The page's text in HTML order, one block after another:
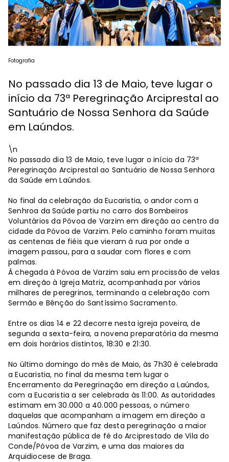
Fotografia
No passado dia 13 de Maio, teve lugar o
início da 73ª Peregrinação Arciprestal ao
Santuário de Nossa Senhora da Saúde
em Laúndos.
\n
No passado dia 13 de Maio, teve lugar o início da 73ª
Peregrinação Arciprestal ao Santuário de Nossa Senhora
da Saúde em Laúndos.
No final da celebração da Eucaristia, o andor com a
Senhroa da Saúde partiu no carro dos Bombeiros
Voluntários da Póvoa de Varzim em direção ao centro da
cidade da Póvoa de Varzim. Pelo caminho foram muitas
as centenas de fiéis que vieram à rua por onde a
imagem passou, para a saudar com flores e com
palmas.
À chegada à Póvoa de Varzim saiu em procissão de velas
em direção à Igreja Matriz, acompanhada por vários
milhares de peregrinos, terminando a celebração com
Sermão e Bênção do Santíssimo Sacramento.
Entre os dias 14 e 22 decorre nesta igreja poveira, de
segunda a sexta-feira, a novena preparatória da mesma
em dois horários distintos, 18:30 e 21:30.
No último domingo do mês de Maio, às 7h30 é celebrada
a Eucaristia, no final da mesma tem lugar o
Encerramento da Peregrinação em direção a Laúndos,
com a Eucaristia a ser celebrada às 11:00. As autoridades
estimam em 30.000 a 40.000 pessoas, o número
daquelas que acompanham a imagem em direção a
Laúndos. Número que faz desta peregrinação a maior
manifestação pública de fé do Arciprestado de Vila do
Conde/Póvoa de Varzim, e uma das maiores da
Arquidiocese de Braga.